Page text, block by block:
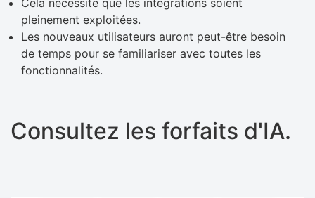
Cela nécessite que les intégrations soient
pleinement exploitées.
Les nouveaux utilisateurs auront peut-être besoin
de temps pour se familiariser avec toutes les
fonctionnalités.
Consultez les forfaits d'IA.